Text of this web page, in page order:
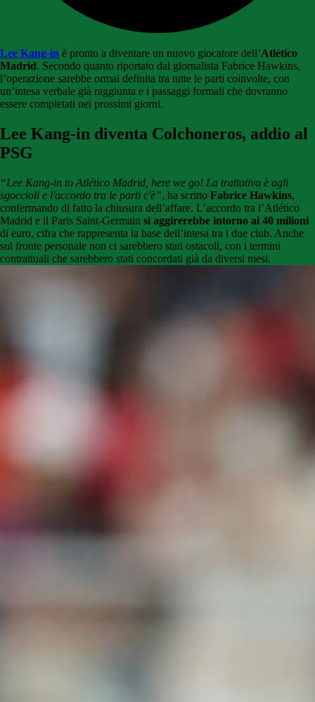
Lee Kang-in è pronto a diventare un nuovo giocatore dell’Atlético
Madrid. Secondo quanto riportato dal giornalista Fabrice Hawkins,
l’operazione sarebbe ormai definita tra tutte le parti coinvolte, con
un’intesa verbale già raggiunta e i passaggi formali che dovranno
essere completati nei prossimi giorni.
Lee Kang-in diventa Colchoneros, addio al
PSG
“Lee Kang-in to Atlético Madrid, here we go! La trattativa è agli
sgoccioli e l'accordo tra le parti c'è”, ha scritto Fabrice Hawkins,
confermando di fatto la chiusura dell’affare. L’accordo tra l’Atlético
Madrid e il Paris Saint-Germain si aggirerebbe intorno ai 40 milioni
di euro, cifra che rappresenta la base dell’intesa tra i due club. Anche
sul fronte personale non ci sarebbero stati ostacoli, con i termini
contrattuali che sarebbero stati concordati già da diversi mesi.